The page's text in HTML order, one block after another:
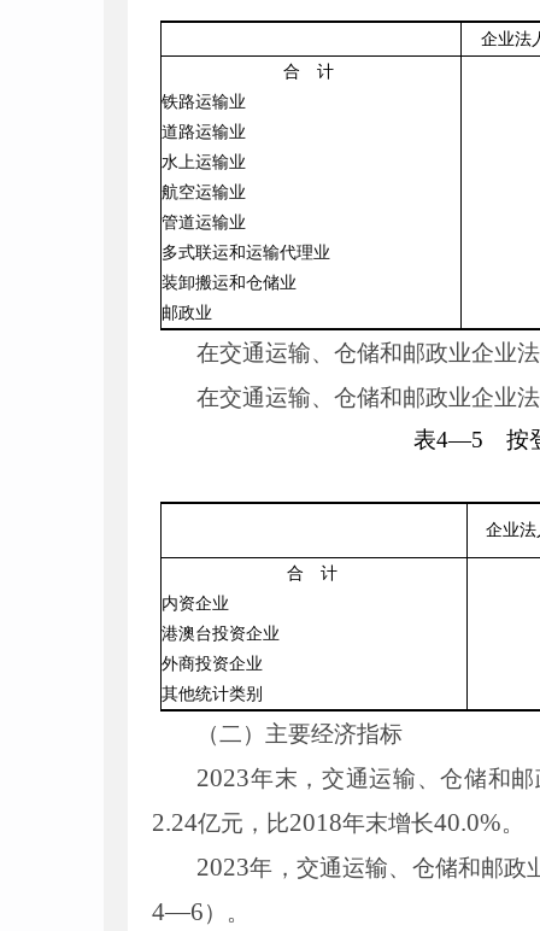
企业法
合 计
铁路运输业
道路运输业
水上运输业
航空运输业
管道运输业
多式联运和运输代理业
装卸搬运和仓储业
邮政业
在交通运输、仓储和邮政业企业
在交通运输、仓储和邮政业企业
表4—5 按
企业
合 计
内资企业
港澳台投资企业
外商投资企业
其他统计类别
（二）主要经济指标
2023年末，交通运输、仓储和
2.24亿元，比2018年末增长40.0%。
2023年，交通运输、仓储和邮政
4—6）。